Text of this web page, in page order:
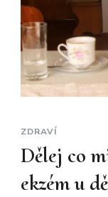
ZDRAVÍ
Dělej co
ekzém u